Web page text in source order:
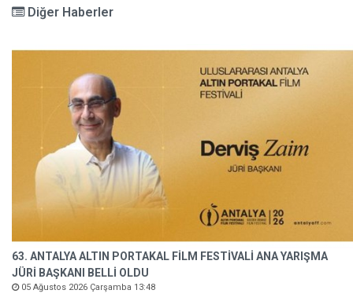
Diğer Haberler
63. ANTALYA ALTIN PORTAKAL FİLM FESTİVALİ ANA YARIŞMA
JÜRİ BAŞKANI BELLİ OLDU
05 Ağustos 2026 Çarşamba 13:48